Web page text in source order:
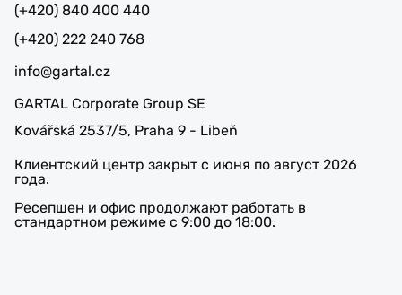
(+420) 840 400 440
(+420) 222 240 768
info@gartal.cz
GARTAL Corporate Group SE
Kovářská 2537/5, Praha 9 - Libeň
Клиентский центр закрыт с июня по август 2026
года.
Ресепшен и офис продолжают работать в
стандартном режиме с 9:00 до 18:00.